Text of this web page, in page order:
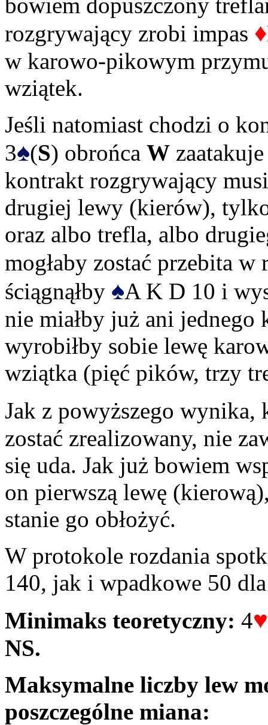
rozgrywający zrobi impas ♦
w karowo-pikowym
wziątek.
Jeśli natomiast chodzi o
3♠(S) obrońca W
kontrakt rozgrywający
drugiej lewy (kierów),
oraz albo trefla, albo
mogłaby zostać przebita w
ściągnąłby ♠A K D 10 i
nie miałby już ani
wyrobiłby sobie lewę
wziątka (pięć pików, trzy
Jak z powyższego wynika,
zostać zrealizowany, nie
się uda. Jak już bowiem
on pierwszą lewę
stanie go obłożyć.
W protokole rozdania
140, jak i wpadkowe 50
Minimaks teoretyczny: 4♥
NS.
Maksymalne liczby lew
poszczególne miana: